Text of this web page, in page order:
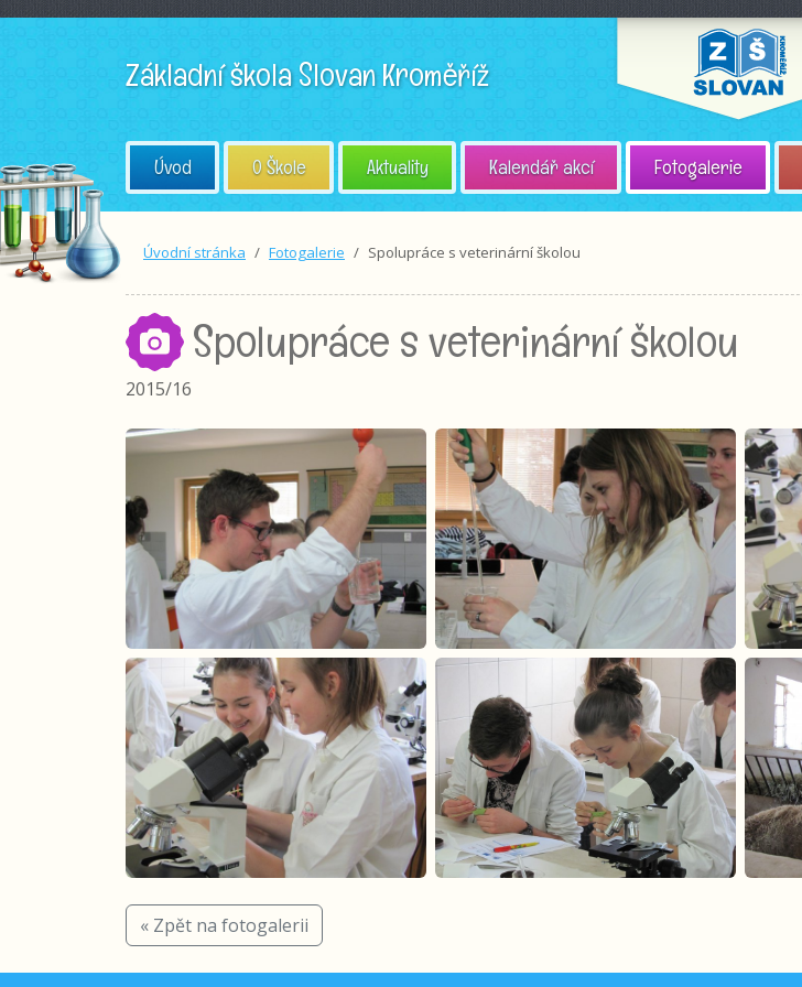
Základní školaSlovan Kroměříž
Úvod O Škole Aktuality Kalendář akcí Fotogalerie
Úvodní stránka Fotogalerie Spolupráce s veterinární školou
Spolupráce s veterinární školou
2015/16
« Zpět na fotogalerii